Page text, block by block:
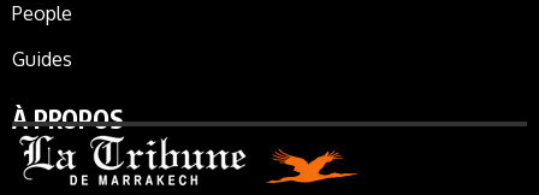
People
Guides
À PROPOS